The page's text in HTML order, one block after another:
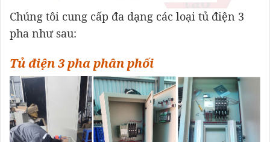
Chúng tôi cung cấp đa dạng các loại tủ điện 3
pha như sau:
Tủ điện 3 pha phân phối